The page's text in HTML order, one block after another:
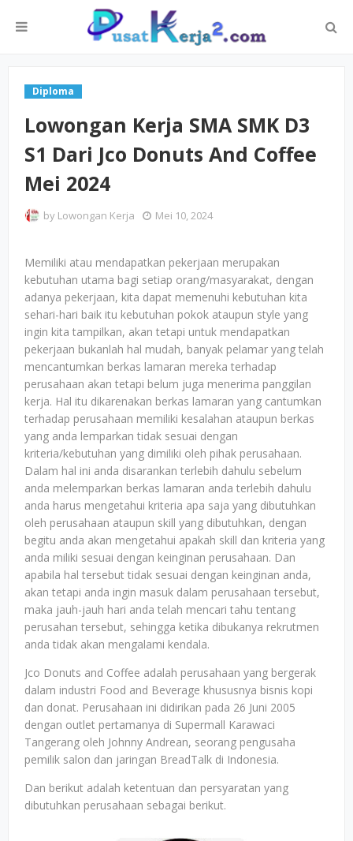
Diploma
Lowongan Kerja SMA SMK D3
S1 Dari Jco Donuts And Coffee
Mei 2024
by Lowongan Kerja Mei 10, 2024
Memiliki atau mendapatkan pekerjaan merupakan
kebutuhan utama bagi setiap orang/masyarakat, dengan
adanya pekerjaan, kita dapat memenuhi kebutuhan kita
sehari-hari baik itu kebutuhan pokok ataupun style yang
ingin kita tampilkan, akan tetapi untuk mendapatkan
pekerjaan bukanlah hal mudah, banyak pelamar yang telah
mencantumkan berkas lamaran mereka terhadap
perusahaan akan tetapi belum juga menerima panggilan
kerja. Hal itu dikarenakan berkas lamaran yang cantumkan
terhadap perusahaan memiliki kesalahan ataupun berkas
yang anda lemparkan tidak sesuai dengan
kriteria/kebutuhan yang dimiliki oleh pihak perusahaan.
Dalam hal ini anda disarankan terlebih dahulu sebelum
anda melemparkan berkas lamaran anda terlebih dahulu
anda harus mengetahui kriteria apa saja yang dibutuhkan
oleh perusahaan ataupun skill yang dibutuhkan, dengan
begitu anda akan mengetahui apakah skill dan kriteria yang
anda miliki sesuai dengan keinginan perusahaan. Dan
apabila hal tersebut tidak sesuai dengan keinginan anda,
akan tetapi anda ingin masuk dalam perusahaan tersebut,
maka jauh-jauh hari anda telah mencari tahu tentang
perusahan tersebut, sehingga ketika dibukanya rekrutmen
anda tidak akan mengalami kendala.
Jco Donuts and Coffee adalah perusahaan yang bergerak
dalam industri Food and Beverage khususnya bisnis kopi
dan donat. Perusahaan ini didirikan pada 26 Juni 2005
dengan outlet pertamanya di Supermall Karawaci
Tangerang oleh Johnny Andrean, seorang pengusaha
pemilik salon dan jaringan BreadTalk di Indonesia.
Dan berikut adalah ketentuan dan persyaratan yang
dibutuhkan perusahaan sebagai berikut.